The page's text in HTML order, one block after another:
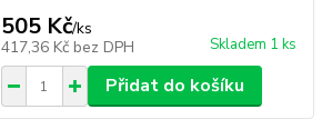
505 Kč/ks
417,36 Kč bez DPH Skladem 1 ks
Přidat do košíku